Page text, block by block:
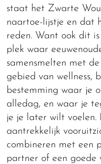
staat het Zwarte
naartoe-lijstje en dat
reden. Want ook dit
plek waar
samensmelten met
gebied van wellness,
bestemming waar je
alledag, en waar je
je je later wilt voelen.
aantrekkelijk
combineren met een
partner of een goede